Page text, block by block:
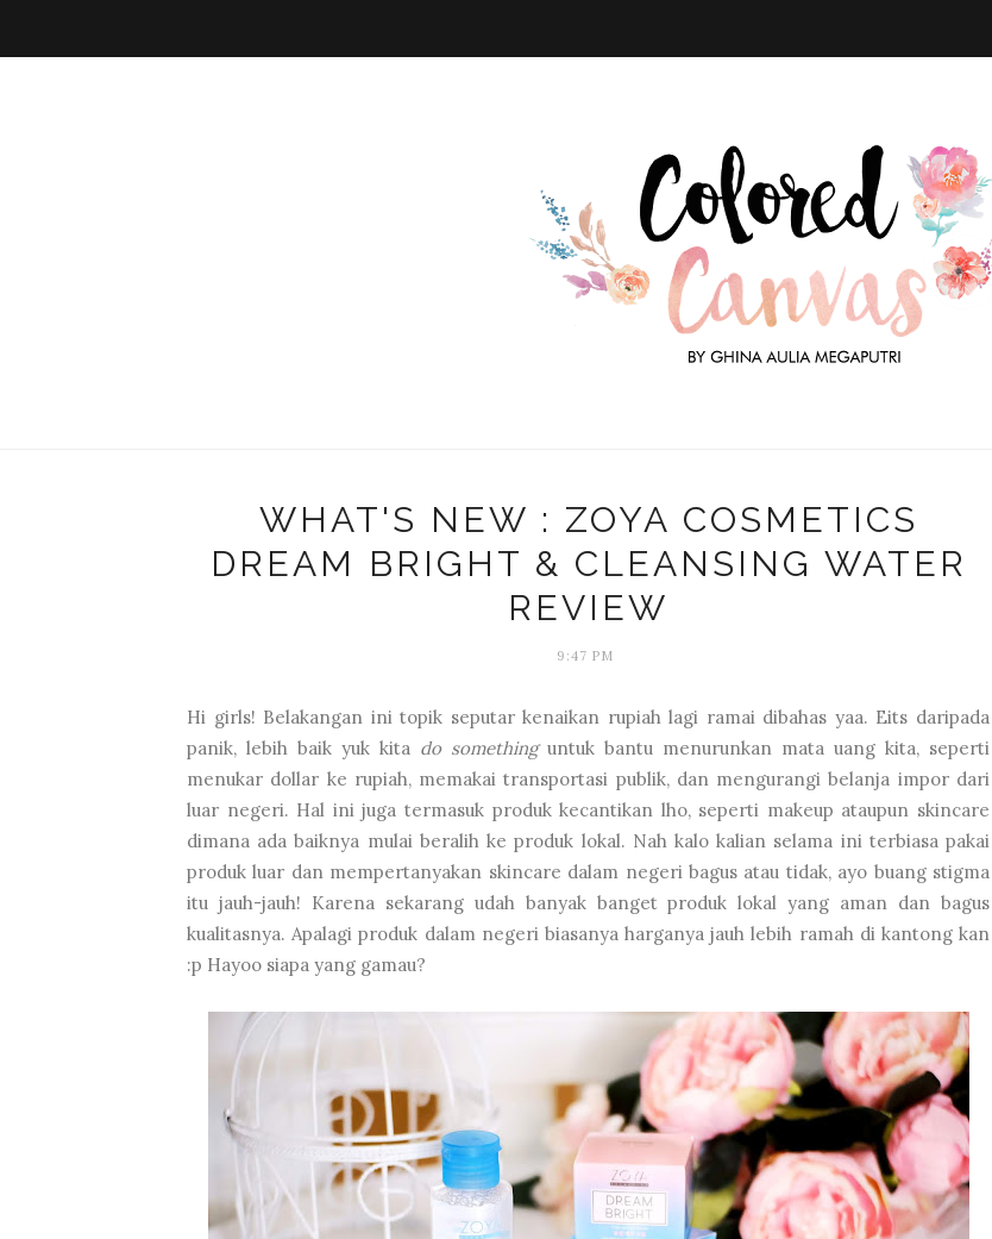
WHAT'S NEW : ZOYA COSMETICS
DREAM BRIGHT & CLEANSING WATER
REVIEW
9:47 PM
Hi girls! Belakangan ini topik seputar kenaikan rupiah lagi ramai dibahas yaa. Eits daripada
panik, lebih baik yuk kita do somethinguntuk bantu menurunkan mata uang kita, seperti
menukar dollar ke rupiah, memakai transportasi publik, dan mengurangi belanja impor dari
luar negeri. Hal ini juga termasuk produk kecantikan lho, seperti makeup ataupun skincare
dimana ada baiknya mulai beralih ke produk lokal. Nah kalo kalian selama ini terbiasa pakai
produk luar dan mempertanyakan skincare dalam negeri bagus atau tidak, ayo buang stigma
itu jauh-jauh! Karena sekarang udah banyak banget produk lokal yang aman dan bagus
kualitasnya. Apalagi produk dalam negeri biasanya harganya jauh lebih ramah di kantong kan
:p Hayoo siapa yang gamau?